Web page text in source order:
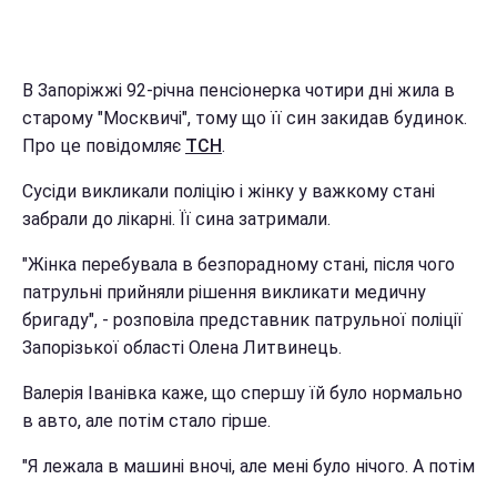
В Запоріжжі 92-річна пенсіонерка чотири дні жила в
старому "Москвичі", тому що її син закидав будинок.
Про це повідомляє ТСН.
Сусіди викликали поліцію і жінку у важкому стані
забрали до лікарні. Її сина затримали.
"Жінка перебувала в безпорадному стані, після чого
патрульні прийняли рішення викликати медичну
бригаду", - розповіла представник патрульної поліції
Запорізької області Олена Литвинець.
Валерія Іванівка каже, що спершу їй було нормально
в авто, але потім стало гірше.
"Я лежала в машині вночі, але мені було нічого. А потім